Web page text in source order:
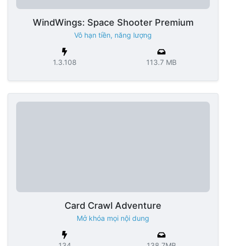
WindWings: Space Shooter Premium
Vô hạn tiền, năng lượng
1.3.108 113.7 MB
Card Crawl Adventure
Mở khóa mọi nội dung